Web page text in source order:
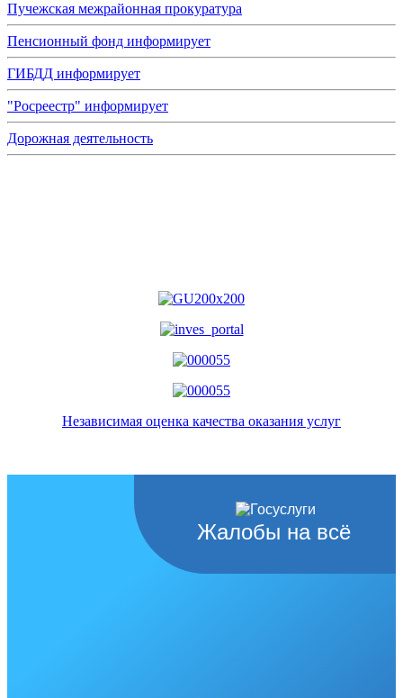
Пучежская межрайонная прокуратура
Пенсионный фонд информирует
ГИБДД информирует
"Росреестр" информирует
Дорожная деятельность
Независимая оценка качества оказания услуг
Жалобы на всё